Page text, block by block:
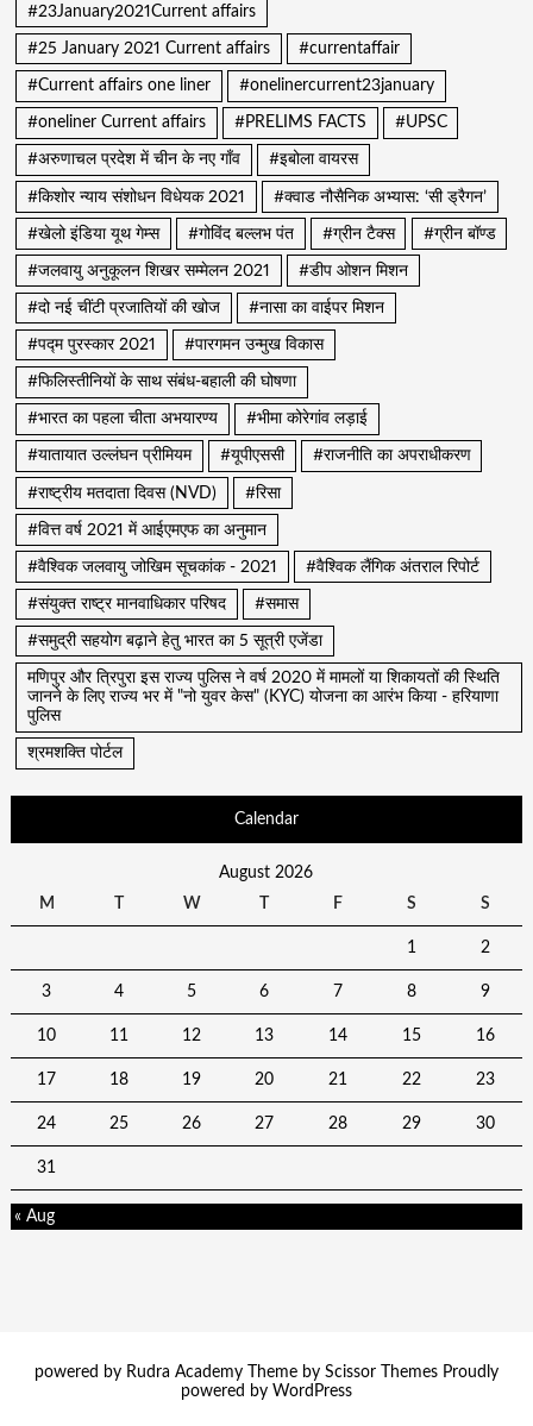
#23January2021Current affairs
#25 January 2021 Current affairs #currentaffair
#Current affairs one liner #onelinercurrent23january
#oneliner Current affairs #PRELIMS FACTS #UPSC
#अरुणाचल प्रदेश में चीन के नए गाँव #इबोला वायरस
#किशोर न्याय संशोधन विधेयक 2021 #क्वाड नौसैनिक अभ्यास: ‘सी ड्रैगन’
#खेलो इंडिया यूथ गेम्स #गोविंद बल्लभ पंत #ग्रीन टैक्स #ग्रीन बॉण्ड
#जलवायु अनुकूलन शिखर सम्मेलन 2021 #डीप ओशन मिशन
#दो नई चींटी प्रजातियों की खोज #नासा का वाईपर मिशन
#पद्म पुरस्कार 2021 #पारगमन उन्मुख विकास
#फिलिस्तीनियों के साथ संबंध-बहाली की घोषणा
#भारत का पहला चीता अभयारण्य #भीमा कोरेगांव लड़ाई
#यातायात उल्लंघन प्रीमियम #यूपीएससी #राजनीति का अपराधीकरण
#राष्ट्रीय मतदाता दिवस (NVD) #रिसा
#वित्त वर्ष 2021 में आईएमएफ का अनुमान
#वैश्विक जलवायु जोखिम सूचकांक - 2021 #वैश्विक लैंगिक अंतराल रिपोर्ट
#संयुक्त राष्ट्र मानवाधिकार परिषद #समास
#समुद्री सहयोग बढ़ाने हेतु भारत का 5 सूत्री एजेंडा
मणिपुर और त्रिपुरा इस राज्य पुलिस ने वर्ष 2020 में मामलों या शिकायतों की स्थिति
जानने के लिए राज्य भर में "नो युवर केस" (KYC) योजना का आरंभ किया - हरियाणा
पुलिस
श्रमशक्ति पोर्टल
Calendar
August 2026
M
W F S S
1 2
3 4 5 6 7 8 9
10 11 12 13 14 15 16
17 18 19 20 21 22 23
24 25 26 27 28 29 30
31
« Aug
powered by Rudra Academy Theme by Scissor Themes Proudly
powered by WordPress